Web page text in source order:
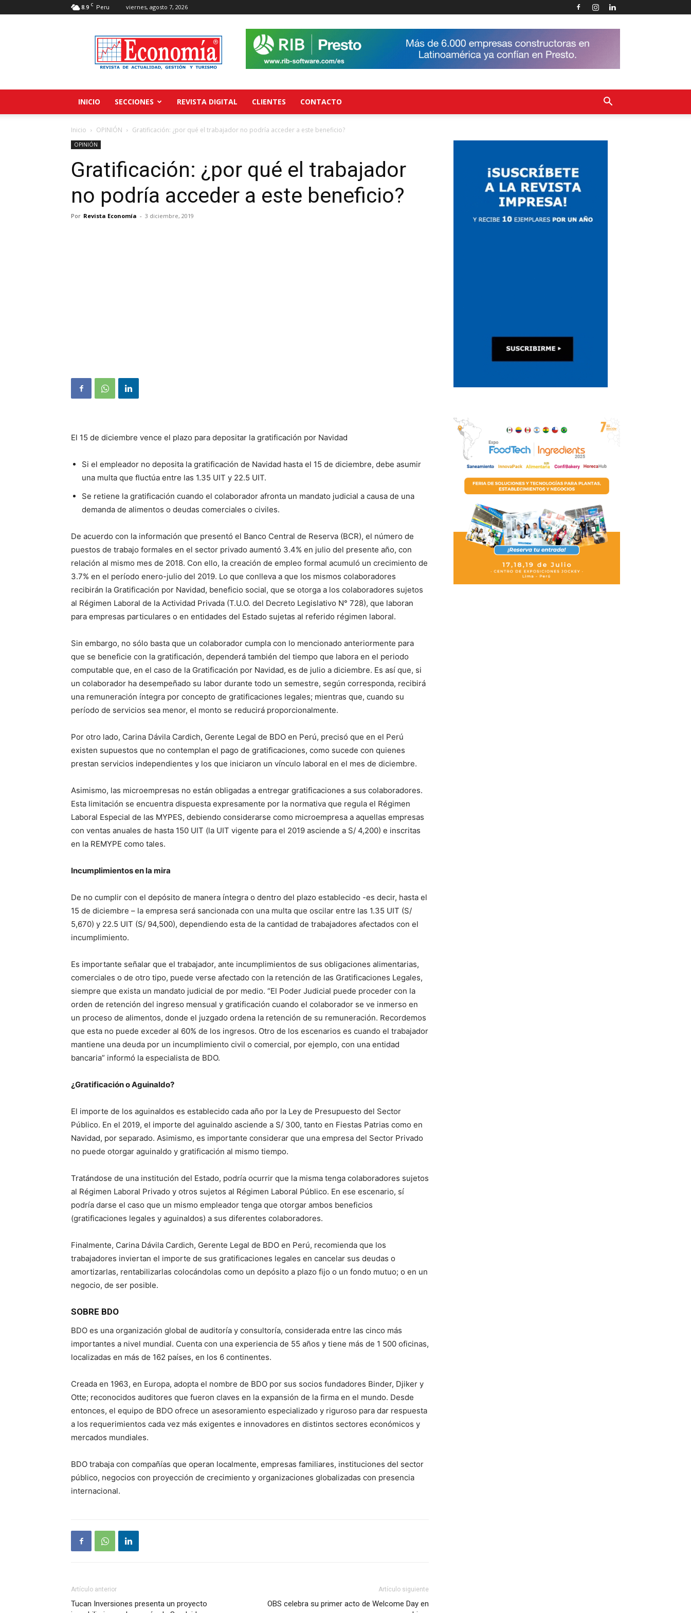
8.9 C Peru viernes, agosto 7, 2026
Revista
Economía
INICIO SECCIONES REVISTA DIGITAL CLIENTES CONTACTO
Inicio OPINIÓN Gratificación: ¿por qué el trabajador no podría acceder a este beneficio?
OPINIÓN
Gratificación: ¿por qué el trabajador
no podría acceder a este beneficio?
Por Revista Economía - 3 diciembre, 2019
El 15 de diciembre vence el plazo para depositar la gratificación por Navidad
Si el empleador no deposita la gratificación de Navidad hasta el 15 de diciembre, debe asumir
una multa que fluctúa entre las 1.35 UIT y 22.5 UIT.
Se retiene la gratificación cuando el colaborador afronta un mandato judicial a causa de una
demanda de alimentos o deudas comerciales o civiles.
De acuerdo con la información que presentó el Banco Central de Reserva (BCR), el número de
puestos de trabajo formales en el sector privado aumentó 3.4% en julio del presente año, con
relación al mismo mes de 2018. Con ello, la creación de empleo formal acumuló un crecimiento de
3.7% en el período enero-julio del 2019. Lo que conlleva a que los mismos colaboradores
recibirán la Gratificación por Navidad, beneficio social, que se otorga a los colaboradores sujetos
al Régimen Laboral de la Actividad Privada (T.U.O. del Decreto Legislativo N° 728), que laboran
para empresas particulares o en entidades del Estado sujetas al referido régimen laboral.
Sin embargo, no sólo basta que un colaborador cumpla con lo mencionado anteriormente para
que se beneficie con la gratificación, dependerá también del tiempo que labora en el periodo
computable que, en el caso de la Gratificación por Navidad, es de julio a diciembre. Es así que, si
un colaborador ha desempeñado su labor durante todo un semestre, según corresponda, recibirá
una remuneración íntegra por concepto de gratificaciones legales; mientras que, cuando su
período de servicios sea menor, el monto se reducirá proporcionalmente.
Por otro lado, Carina Dávila Cardich, Gerente Legal de BDO en Perú, precisó que en el Perú
existen supuestos que no contemplan el pago de gratificaciones, como sucede con quienes
prestan servicios independientes y los que iniciaron un vínculo laboral en el mes de diciembre.
Asimismo, las microempresas no están obligadas a entregar gratificaciones a sus colaboradores.
Esta limitación se encuentra dispuesta expresamente por la normativa que regula el Régimen
Laboral Especial de las MYPES, debiendo considerarse como microempresa a aquellas empresas
con ventas anuales de hasta 150 UIT (la UIT vigente para el 2019 asciende a S/ 4,200) e inscritas
en la REMYPE como tales.
Incumplimientos en la mira
De no cumplir con el depósito de manera íntegra o dentro del plazo establecido -es decir, hasta el
15 de diciembre – la empresa será sancionada con una multa que oscilar entre las 1.35 UIT (S/
5,670) y 22.5 UIT (S/ 94,500), dependiendo esta de la cantidad de trabajadores afectados con el
incumplimiento.
Es importante señalar que el trabajador, ante incumplimientos de sus obligaciones alimentarias,
comerciales o de otro tipo, puede verse afectado con la retención de las Gratificaciones Legales,
siempre que exista un mandato judicial de por medio. “El Poder Judicial puede proceder con la
orden de retención del ingreso mensual y gratificación cuando el colaborador se ve inmerso en
un proceso de alimentos, donde el juzgado ordena la retención de su remuneración. Recordemos
que esta no puede exceder al 60% de los ingresos. Otro de los escenarios es cuando el trabajador
mantiene una deuda por un incumplimiento civil o comercial, por ejemplo, con una entidad
bancaria” informó la especialista de BDO.
¿Gratificación o Aguinaldo?
El importe de los aguinaldos es establecido cada año por la Ley de Presupuesto del Sector
Público. En el 2019, el importe del aguinaldo asciende a S/ 300, tanto en Fiestas Patrias como en
Navidad, por separado. Asimismo, es importante considerar que una empresa del Sector Privado
no puede otorgar aguinaldo y gratificación al mismo tiempo.
Tratándose de una institución del Estado, podría ocurrir que la misma tenga colaboradores sujetos
al Régimen Laboral Privado y otros sujetos al Régimen Laboral Público. En ese escenario, sí
podría darse el caso que un mismo empleador tenga que otorgar ambos beneficios
(gratificaciones legales y aguinaldos) a sus diferentes colaboradores.
Finalmente, Carina Dávila Cardich, Gerente Legal de BDO en Perú, recomienda que los
trabajadores inviertan el importe de sus gratificaciones legales en cancelar sus deudas o
amortizarlas, rentabilizarlas colocándolas como un depósito a plazo fijo o un fondo mutuo; o en un
negocio, de ser posible.
SOBRE BDO
BDO es una organización global de auditoría y consultoría, considerada entre las cinco más
importantes a nivel mundial. Cuenta con una experiencia de 55 años y tiene más de 1 500 oficinas,
localizadas en más de 162 países, en los 6 continentes.
Creada en 1963, en Europa, adopta el nombre de BDO por sus socios fundadores Binder, Djiker y
Otte; reconocidos auditores que fueron claves en la expansión de la firma en el mundo. Desde
entonces, el equipo de BDO ofrece un asesoramiento especializado y riguroso para dar respuesta
a los requerimientos cada vez más exigentes e innovadores en distintos sectores económicos y
mercados mundiales.
BDO trabaja con compañías que operan localmente, empresas familiares, instituciones del sector
público, negocios con proyección de crecimiento y organizaciones globalizadas con presencia
internacional.
Artículo anterior
Tucan Inversiones presenta un proyecto
Artículo siguiente
OBS celebra su primer acto de Welcome Day en